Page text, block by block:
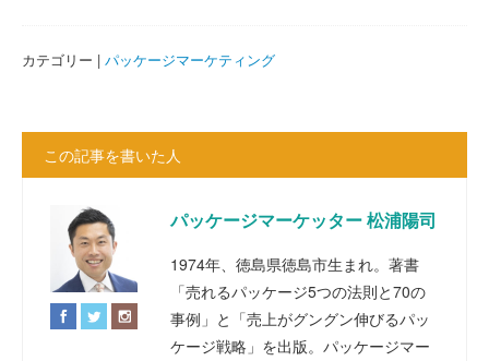
カテゴリー | パッケージマーケティング
この記事を書いた人
パッケージマーケッター 松浦陽司
1974年、徳島県徳島市生まれ。著書
「売れるパッケージ5つの法則と70の
事例」と「売上がグングン伸びるパッ
ケージ戦略」を出版。パッケージマー